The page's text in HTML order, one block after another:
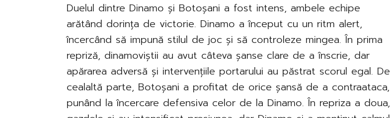
Duelul dintre Dinamo și Botoșani a fost intens, ambele echipe
arătând dorința de victorie. Dinamo a început cu un ritm alert,
încercând să impună stilul de joc și să controleze mingea. În prima
repriză, dinamoviștii au avut câteva șanse clare de a înscrie, dar
apărarea adversă și intervențiile portarului au păstrat scorul egal. De
cealaltă parte, Botoșani a profitat de orice șansă de a contraataca,
punând la încercare defensiva celor de la Dinamo. În repriza a doua,